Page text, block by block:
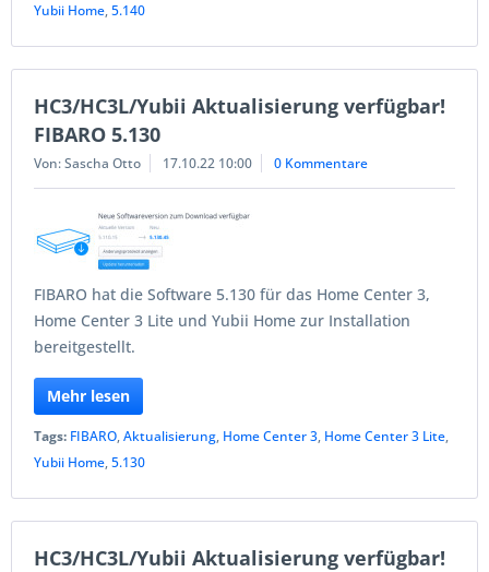
Yubii Home,5.140
HC3/HC3L/Yubii Aktualisierung verfügbar!
FIBARO 5.130
Von: Sascha Otto 17.10.22 10:00 0 Kommentare
FIBARO hat die Software 5.130 für das Home Center 3,
Home Center 3 Lite und Yubii Home zur Installation
bereitgestellt.
Mehr lesen
Tags: FIBARO,Aktualisierung, Home Center 3, Home Center 3 Lite,
Yubii Home,5.130
HC3/HC3L/Yubii Aktualisierung verfügbar!